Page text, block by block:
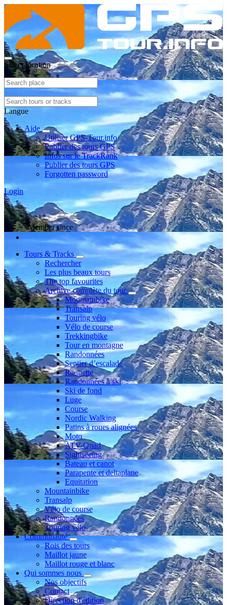
Select location
Langue
Aide
Utiliser GPS-Tour.info
Publier des tours GPS
Infos sur le TrackRank
Publier des tours GPS
Forgotten password
Login
Member since
Tours & Tracks
Rechercher
Les plus beaux tours
The top favourites
Archive complète du tour
Mountainbike
Transalp
Touring vélo
Vélo de course
Trekkingbike
Tour en montagne
Randonnées
Sentier d’escalade
Raquette
Randonnées à ski
Ski de fond
Luge
Course
Nordic Walking
Patins à roues alignées
Moto
ATV-Quad
Sightseeing
Bateau et canot
Parapente et deltaplane
Equitation
Mountainbike
Transalp
Vélo de course
Randonnées
Touring vélo
Communauté
Rois des tours
Maillot jaune
Maillot rouge et blanc
Qui sommes nous
Nos objectifs
Contact
Direction d'édition